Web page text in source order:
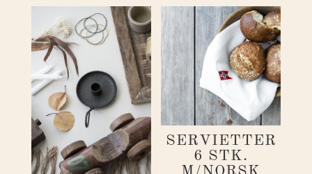
SERVIETTER
6 STK.